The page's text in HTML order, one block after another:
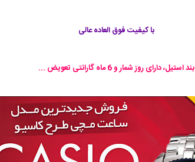
با کیفیت فوق العاده عالی
بند استیل، دارای روز شمار و 6 ماه گارانتی تعویض ...